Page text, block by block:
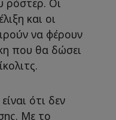
ρόστερ. Οι
και οι
να φέρουν
που θα δώσει
ότι δεν
Με το